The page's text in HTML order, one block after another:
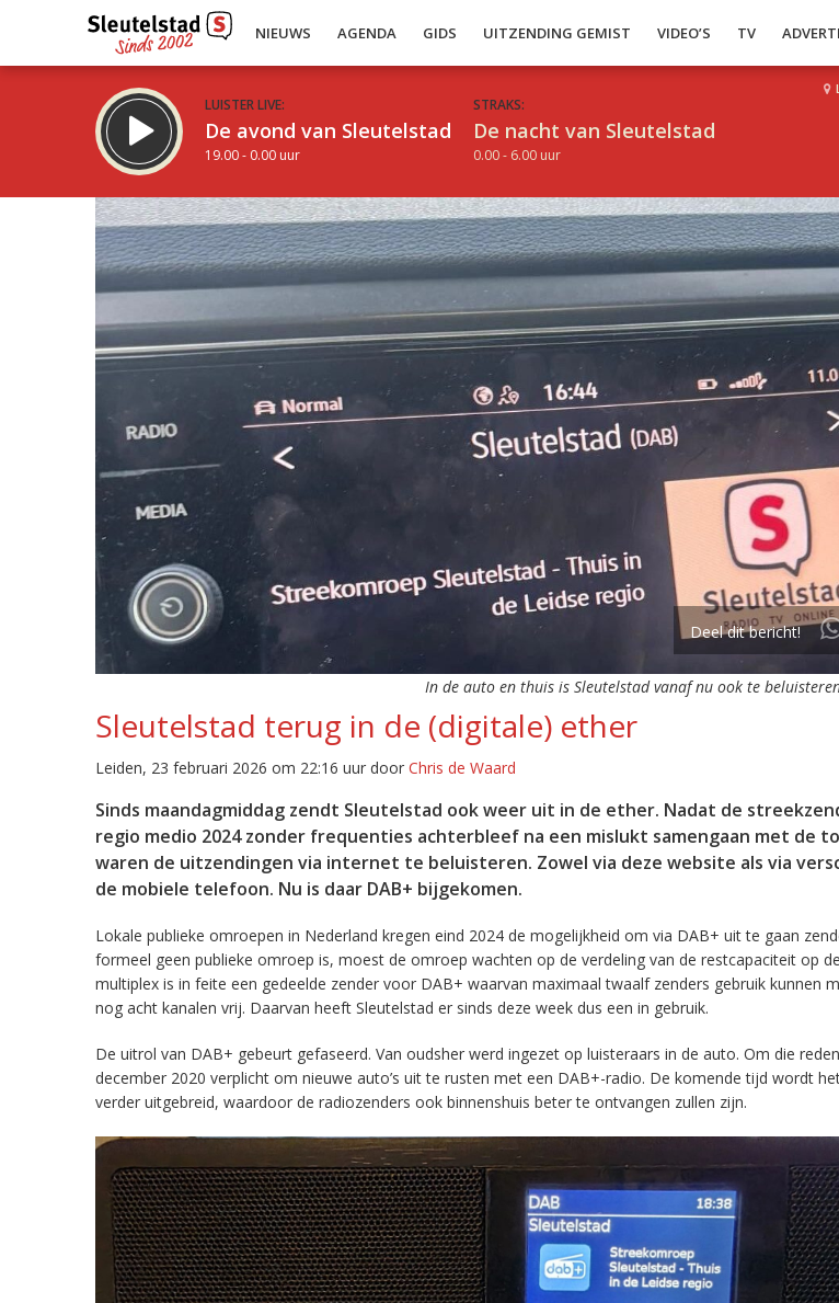
NIEUWS AGENDA GIDS UITZENDING GEMIST VIDEO’S TV
LUISTER LIVE:
De avond van Sleutelstad
19.00 - 0.00 uur
STRAKS:
De nacht van Sleutelstad
0.00 - 6.00 uur
Deel dit bericht!
In de auto en thuis is Sleutelstad vanaf nu ook te
Sleutelstad terug in de (digitale) ether
Leiden, 23 februari 2026 om 22:16 uur door Chris de Waard
Sinds maandagmiddag zendt Sleutelstad ook weer uit in de ether. Nadat de
regio medio 2024 zonder frequenties achterbleef na een mislukt samengaan met de
waren de uitzendingen via internet te beluisteren. Zowel via deze website als via
de mobiele telefoon. Nu is daar DAB+ bijgekomen.
Lokale publieke omroepen in Nederland kregen eind 2024 de mogelijkheid om via DAB+ uit te gaan
formeel geen publieke omroep is, moest de omroep wachten op de verdeling van de restcapaciteit op
multiplex is in feite een gedeelde zender voor DAB+ waarvan maximaal twaalf zenders gebruik kunnen
nog acht kanalen vrij. Daarvan heeft Sleutelstad er sinds deze week dus een in gebruik.
De uitrol van DAB+ gebeurt gefaseerd. Van oudsher werd ingezet op luisteraars in de auto. Om die
december 2020 verplicht om nieuwe auto’s uit te rusten met een DAB+-radio. De komende tijd wordt
verder uitgebreid, waardoor de radiozenders ook binnenshuis beter te ontvangen zullen zijn.